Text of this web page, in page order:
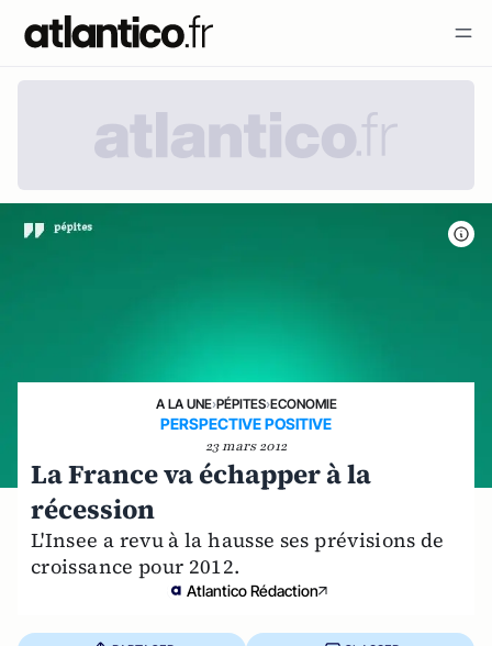
A LA UNE›PÉPITES›ECONOMIE
PERSPECTIVE POSITIVE
23 mars 2012
La France va échapper à la
récession
L'Insee a revu à la hausse ses prévisions de
croissance pour 2012.
Atlantico Rédaction